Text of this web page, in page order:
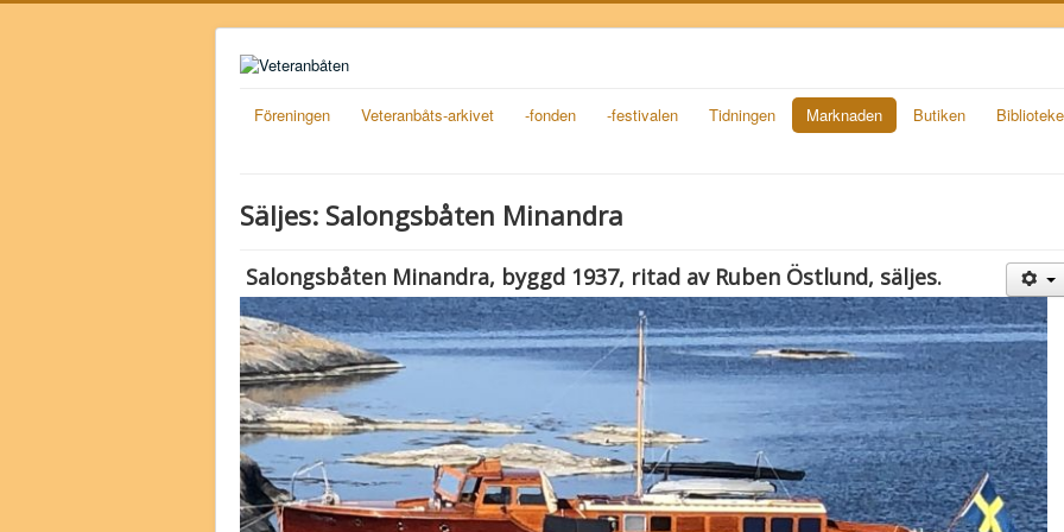
Föreningen Veteranbåts-arkivet -fonden -festivalen Tidningen Marknaden Butiken
Säljes: Salongsbåten Minandra
Salongsbåten Minandra, byggd 1937, ritad av Ruben Östlund, säljes.